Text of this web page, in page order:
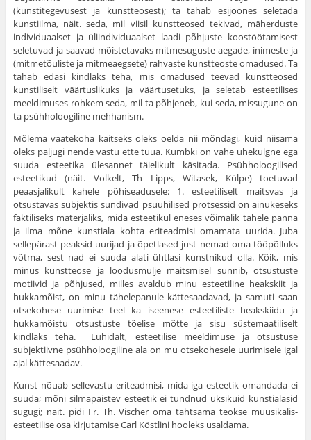
(kunstitegevusest ja kunstteosest); ta tahab esijoones sele­tada
kunstiilma, näit. seda, mil viisil kunstteosed tekivad, mäherduste
individuaalset ja üliindividuaalset laadi põhjuste koostöötamisest
seletuvad ja saavad mõistetavaks mitme­suguste aegade, inimeste ja
(mitmetõuliste ja mitmeaegsete) rahvaste kunstteoste omadused. Ta
tahab edasi kindlaks teha, mis omadused teevad kunstteosed
kunstiliselt väärtus­likuks ja väärtusetuks, ja seletab esteetilises
meeldimuses rohkem seda, mil ta põhjeneb, kui seda, missugune on
ta psühholoogiline mehhanism.
Mõlema vaatekoha kaitseks oleks öelda nii mõndagi, kuid niisama
oleks paljugi nende vastu ette tuua. Kumbki on vähe ühekülgne ega
suuda esteetika ülesannet täielikult käsitada. Psühholoogilised
esteetikud (näit. Volkelt, Th Lipps, Witasek, Külpe) toetuvad
peaasjalikult kahele põhiseadusele: 1. esteetiliselt maitsvas ja
otsustavas subjek­tis sündivad psüühilised protsessid on ainukeseks
faktiliseks materjaliks, mida esteetikul eneses võimalik tähele panna
ja ilma mõne kunstiala kohta eriteadmisi omamata uurida. Juba
sellepärast peaksid uurijad ja õpetlased just nemad oma tööpõlluks
võtma, sest nad ei suuda alati ühtlasi kunstnikud olla. Kõik, mis
minus kunstteose ja loodusmulje maitsmisel sünnib, otsustuste
motiivid ja põhjused, milles avaldub minu esteetiline heakskiit ja
hukkamõist, on minu tähelepanule kättesaadavad, ja samuti saan
otse­kohese uurimise teel ka iseenese esteetiliste heakskiidu ja
hukkamõistu otsustuste tõelise mõtte ja sisu süstemaati­liselt
kindlaks teha. Lühidalt, esteetilise meeldimuse ja otsustuse
subjektiivne psühholoogiline ala on mu otsekohesele uurimisele igal
ajal kättesaadav.
Kunst nõuab sellevastu eriteadmisi, mida iga esteetik omandada ei
suuda; mõni silmapaistev esteetik ei tundnud üksikuid kunstialasid
sugugi; näit. pidi Fr. Th. Vischer oma tähtsama teokse muusikalis-
esteetilise osa kirjutamise Carl Köstlini hooleks usaldama.